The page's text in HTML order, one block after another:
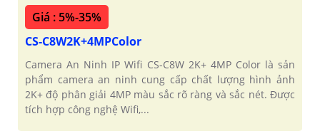
Giá : 5%-35%
CS-C8W2K+4MPColor
Camera An Ninh IP Wifi CS-C8W 2K+ 4MP Color là sản
phẩm camera an ninh cung cấp chất lượng hình ảnh
2K+ độ phân giải 4MP màu sắc rõ ràng và sắc nét. Được
tích hợp công nghệ Wifi,...